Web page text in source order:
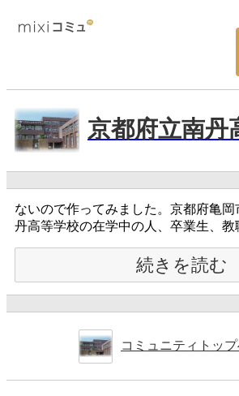
京都府立南丹
ないので作ってみました。京都府亀
丹高等学校の在学中の人、卒業生、教
続きを読む
コミュニティトッ